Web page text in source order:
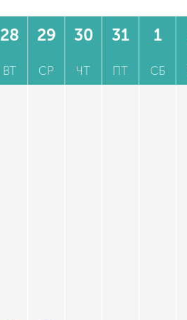
28
ВТ
29
СР
30
ЧТ
31
ПТ
1
СБ